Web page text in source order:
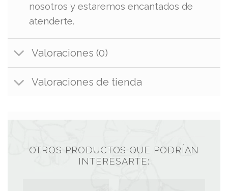
nosotros y estaremos encantados de
atenderte.
Valoraciones (0)
Valoraciones de tienda
OTROS PRODUCTOS QUE PODRÍAN
INTERESARTE: